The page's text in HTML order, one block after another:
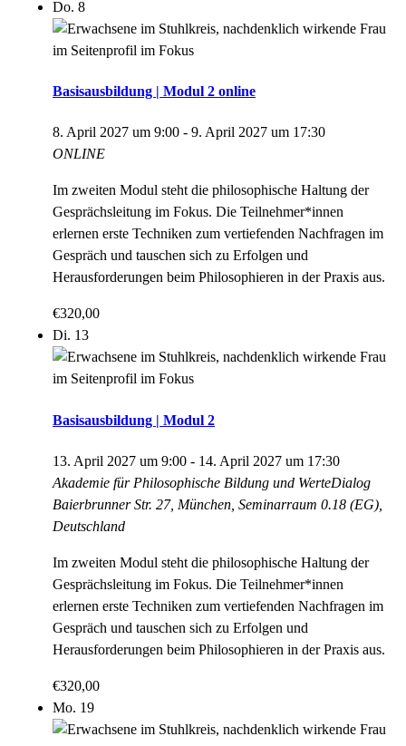
Do. 8
Basisausbildung | Modul 2 online
8. April 2027 um 9:00 - 9. April 2027 um 17:30
ONLINE
Im zweiten Modul steht die philosophische Haltung der
Gesprächsleitung im Fokus. Die Teilnehmer*innen
erlernen erste Techniken zum vertiefenden Nachfragen im
Gespräch und tauschen sich zu Erfolgen und
Herausforderungen beim Philosophieren in der Praxis aus.
€320,00
Di. 13
Basisausbildung | Modul 2
13. April 2027 um 9:00 - 14. April 2027 um 17:30
Akademie für Philosophische Bildung und WerteDialog
Baierbrunner Str. 27, München, Seminarraum 0.18 (EG),
Deutschland
Im zweiten Modul steht die philosophische Haltung der
Gesprächsleitung im Fokus. Die Teilnehmer*innen
erlernen erste Techniken zum vertiefenden Nachfragen im
Gespräch und tauschen sich zu Erfolgen und
Herausforderungen beim Philosophieren in der Praxis aus.
€320,00
Mo. 19